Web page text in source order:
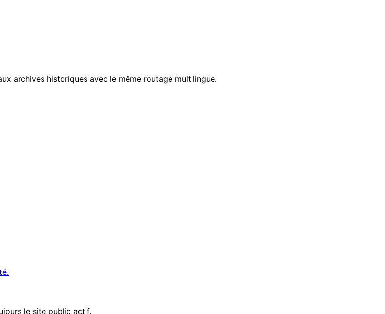
archives historiques avec le même routage multilingue.
le site public actif.